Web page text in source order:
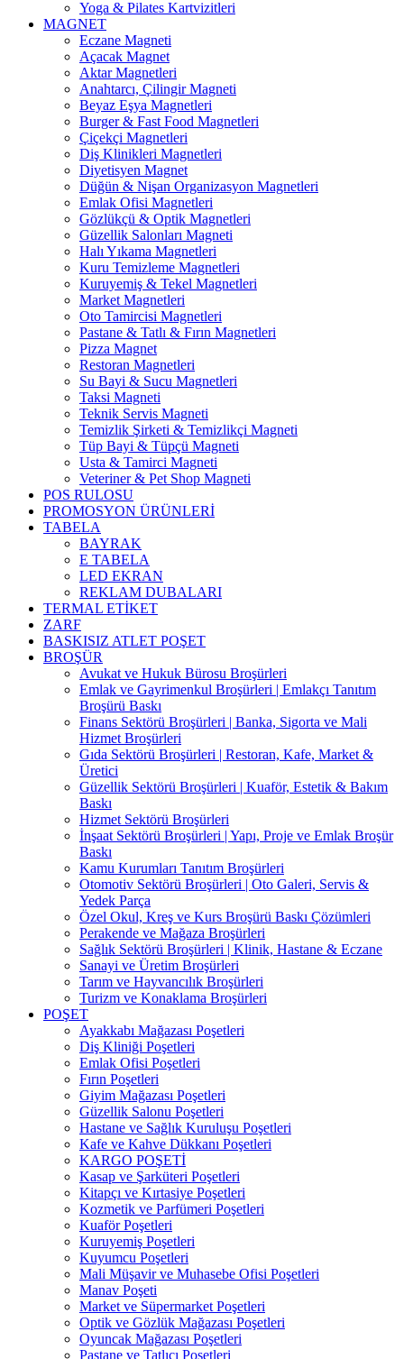
Yoga & Pilates Kartvizitleri
MAGNET
Eczane Magneti
Açacak Magnet
Aktar Magnetleri
Anahtarcı, Çilingir Magneti
Beyaz Eşya Magnetleri
Burger & Fast Food Magnetleri
Çiçekçi Magnetleri
Diş Klinikleri Magnetleri
Diyetisyen Magnet
Düğün & Nişan Organizasyon Magnetleri
Emlak Ofisi Magnetleri
Gözlükçü & Optik Magnetleri
Güzellik Salonları Magneti
Halı Yıkama Magnetleri
Kuru Temizleme Magnetleri
Kuruyemiş & Tekel Magnetleri
Market Magnetleri
Oto Tamircisi Magnetleri
Pastane & Tatlı & Fırın Magnetleri
Pizza Magnet
Restoran Magnetleri
Su Bayi & Sucu Magnetleri
Taksi Magneti
Teknik Servis Magneti
Temizlik Şirketi & Temizlikçi Magneti
Tüp Bayi & Tüpçü Magneti
Usta & Tamirci Magneti
Veteriner & Pet Shop Magneti
POS RULOSU
PROMOSYON ÜRÜNLERİ
TABELA
BAYRAK
E TABELA
LED EKRAN
REKLAM DUBALARI
TERMAL ETİKET
ZARF
BASKISIZ ATLET POŞET
BROŞÜR
Avukat ve Hukuk Bürosu Broşürleri
Emlak ve Gayrimenkul Broşürleri | Emlakçı Tanıtım
Broşürü Baskı
Finans Sektörü Broşürleri | Banka, Sigorta ve Mali
Hizmet Broşürleri
Gıda Sektörü Broşürleri | Restoran, Kafe, Market &
Üretici
Güzellik Sektörü Broşürleri | Kuaför, Estetik & Bakım
Baskı
Hizmet Sektörü Broşürleri
İnşaat Sektörü Broşürleri | Yapı, Proje ve Emlak Broşür
Baskı
Kamu Kurumları Tanıtım Broşürleri
Otomotiv Sektörü Broşürleri | Oto Galeri, Servis &
Yedek Parça
Özel Okul, Kreş ve Kurs Broşürü Baskı Çözümleri
Perakende ve Mağaza Broşürleri
Sağlık Sektörü Broşürleri | Klinik, Hastane & Eczane
Sanayi ve Üretim Broşürleri
Tarım ve Hayvancılık Broşürleri
Turizm ve Konaklama Broşürleri
POŞET
Ayakkabı Mağazası Poşetleri
Diş Kliniği Poşetleri
Emlak Ofisi Poşetleri
Fırın Poşetleri
Giyim Mağazası Poşetleri
Güzellik Salonu Poşetleri
Hastane ve Sağlık Kuruluşu Poşetleri
Kafe ve Kahve Dükkanı Poşetleri
KARGO POŞETİ
Kasap ve Şarküteri Poşetleri
Kitapçı ve Kırtasiye Poşetleri
Kozmetik ve Parfümeri Poşetleri
Kuaför Poşetleri
Kuruyemiş Poşetleri
Kuyumcu Poşetleri
Mali Müşavir ve Muhasebe Ofisi Poşetleri
Manav Poşeti
Market ve Süpermarket Poşetleri
Optik ve Gözlük Mağazası Poşetleri
Oyuncak Mağazası Poşetleri
Pastane ve Tatlıcı Poşetleri